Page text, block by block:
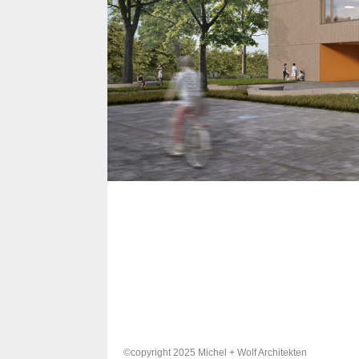
«
©copyright 2025 Michel + Wolf Architekten